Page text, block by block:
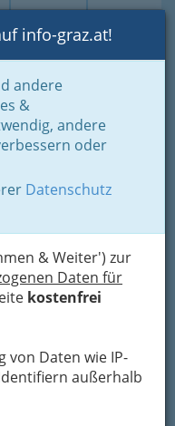
Login Toggle
info-graz.at!
andere
&
andere
oder
Datenschutz
& Weiter') zur
Daten für
kostenfrei
von Daten wie IP-
außerhalb